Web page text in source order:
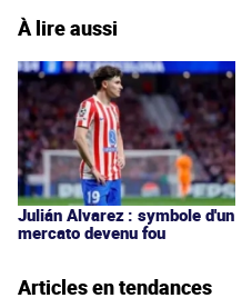
À lire aussi
Julián Alvarez : symbole d'un
mercato devenu fou
Articles en tendances